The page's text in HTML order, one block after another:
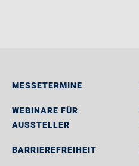
MESSETERMINE
WEBINARE FÜR
AUSSTELLER
BARRIEREFREIHEIT